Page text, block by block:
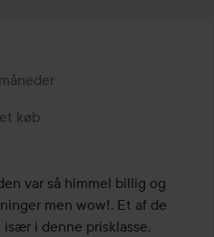
Creator.
blev oprettet 7 måneder
køb
var så himmel billig og
men wow!. Et af de
i denne prisklasse.